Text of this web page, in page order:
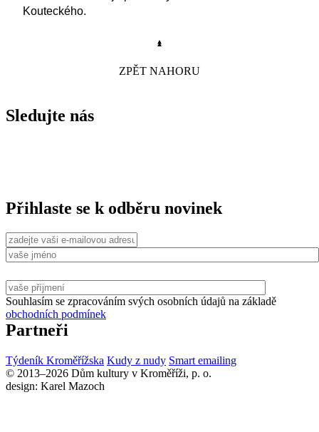
Kouteckého.
ZPĚT NAHORU
Sledujte nás
Přihlaste se k odběru novinek
Souhlasím se zpracováním svých osobních údajů na základě
obchodních podmínek
Partneři
Týdeník Kroměřížska Kudy z nudy Smart emailing
© 2013–2026 Dům kultury v Kroměříži, p. o.
design: Karel Mazoch